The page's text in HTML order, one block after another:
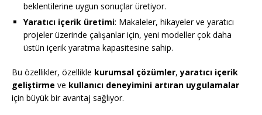
beklentilerine uygun sonuçlar üretiyor.
Yaratıcı içerik üretimi: Makaleler, hikayeler ve yaratıcı
projeler üzerinde çalışanlar için, yeni modeller çok daha
üstün içerik yaratma kapasitesine sahip.
Bu özellikler, özellikle kurumsal çözümler,yaratıcı içerik
geliştirme ve kullanıcı deneyimini artıran uygulamalar
için büyük bir avantaj sağlıyor.